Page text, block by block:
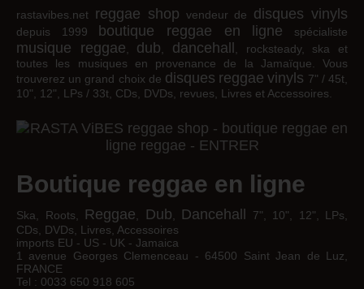
rastavibes.net reggae shop vendeur de disques vinyls
depuis 1999 boutique reggae en ligne spécialiste
musique reggae dub dancehall
, rocksteady, ska et
toutes les musiques en provenance de la Jamaïque. Vous
trouverez un grand choix de disques reggae vinyls 7" / 45t,
10", 12", LPs / 33t, CDs, DVDs, revues, Livres et Accessoires.
Boutique reggae en ligne
Ska, Roots, Reggae Dub Dancehall
7", 10", 12", LPs,
CDs, DVDs, Livres, Accessoires
imports EU - US - UK - Jamaica
1 avenue Georges Clemenceau - 64500 Saint Jean de Luz,
FRANCE
Tel : 0033 650 918 605